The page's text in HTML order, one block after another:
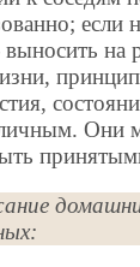
если
на
Они